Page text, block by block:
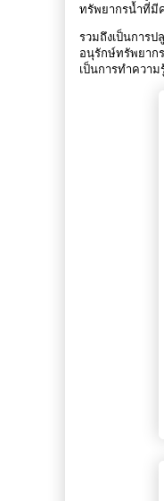
ทรัพยากรน้ำที่มี
รวมถึงเป็นการ
อนุรักษ์ทรัพยาก
เป็นการทำควา